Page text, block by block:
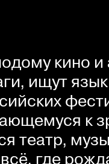
кино и
ищут
к
театр,